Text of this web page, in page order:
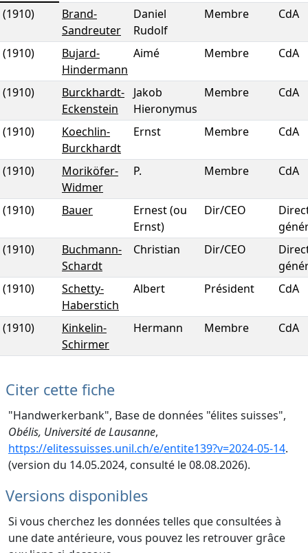
(1910)
Brand-
Sandreuter
Daniel
Rudolf
Membre CdA
(1910)
Bujard-
Hindermann
Aimé Membre CdA
(1910)
Burckhardt-
Eckenstein
Jakob
Hieronymus
Membre CdA
(1910)
Koechlin-
Burckhardt
Ernst Membre CdA
(1910)
Moriköfer-
Widmer
P. Membre CdA
(1910) Bauer
Ernest (ou
Ernst)
Dir/CEO
(1910)
Buchmann-
Schardt
Christian Dir/CEO
(1910)
Schetty-
Haberstich
Albert Président CdA
(1910)
Kinkelin-
Schirmer
Hermann Membre CdA
Citer cette fiche
"Handwerkerbank", Base de données "élites suisses",
Obélis, Université de Lausanne,
https://elitessuisses.unil.ch/e/entite139?v=2024-05-14.
(version du 14.05.2024, consulté le 08.08.2026).
Versions disponibles
Si vous cherchez les données telles que consultées à
une date antérieure, vous pouvez les retrouver grâce